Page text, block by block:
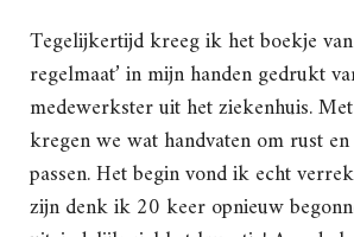
Tegelijkertijd kreeg ik het boekje
regelmaat’ in mijn handen gedrukt
medewerkster uit het ziekenhuis.
kregen we wat handvaten om rust
passen. Het begin vond ik echt
zijn denk ik 20 keer opnieuw